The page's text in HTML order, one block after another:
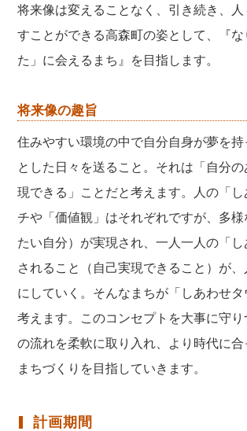
将来像は変えることなく、引き続き、
すことができる高森町の姿として、『
た」に会えるまち』を目指します。
将来像の趣旨
住みやすい環境の中で自分自身が夢を持
とした日々を送ること。それは「自分
現できる」ことだと考えます。人の「
チや「価値観」はそれぞれですが、多様
たい自分）が実現され、一人一人の「
されること（自己実現できること）が
にしていく。そんなまちが「しあわせタ
考えます。このコンセプトを大事に守
の流れを柔軟に取り入れ、より時代に
まちづくりを目指していきます。
計画期間